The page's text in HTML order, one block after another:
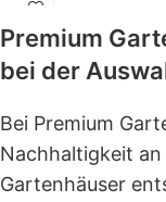
Premium
bei der
Bei Premium
Nachhaltigkeit an
Gartenhäuser